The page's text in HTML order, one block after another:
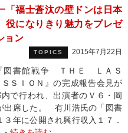
「福士蒼汰の壁ドンは日本
になりきり魅力をプレゼ
ョン
TOPICS 2015年7月22日
図書館戦争 ＴＨＥ ＬＡＳ
ＳＩＯＮ』の完成報告会見が
内で行われ、出演者のＶ６・岡
出席した。 有川浩氏の「図書
年に公開され興行収入１７．